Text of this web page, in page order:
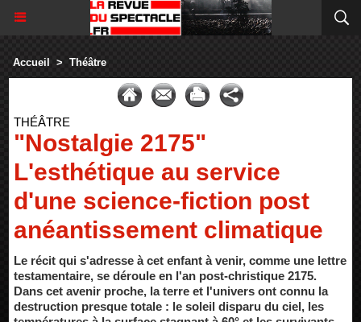
Accueil > Théâtre
THÉÂTRE
"Nostalgie 2175"
L'esthétique au service
d'une science-fiction post
anéantissement climatique
Le récit qui s'adresse à cet enfant à venir, comme une lettre
testamentaire, se déroule en l'an post-christique 2175.
Dans cet avenir proche, la terre et l'univers ont connu la
destruction presque totale : le soleil disparu du ciel, les